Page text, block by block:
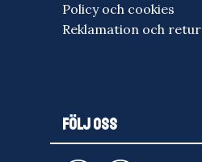
Policy och cookies
Reklamation och retur
FÖLJ OSS